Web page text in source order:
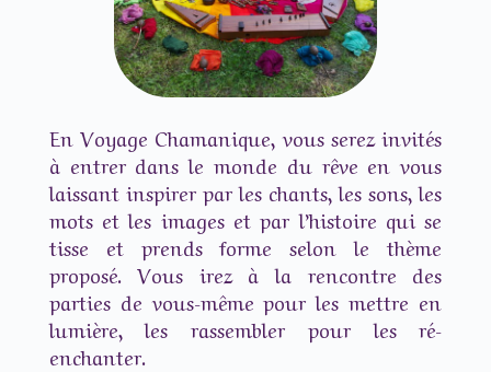
En Voyage Chamanique, vous serez invités
à entrer dans le monde du rêve en vous
laissant inspirer par les chants, les sons, les
mots et les images et par l’histoire qui se
tisse et prends forme selon le thème
proposé. Vous irez à la rencontre des
parties de vous-même pour les mettre en
lumière, les rassembler pour les ré-
enchanter.